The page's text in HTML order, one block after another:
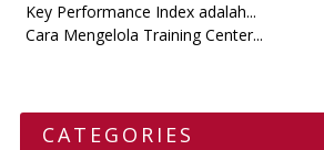
Key Performance Index adalah...
Cara Mengelola Training Center...
CATEGORIES